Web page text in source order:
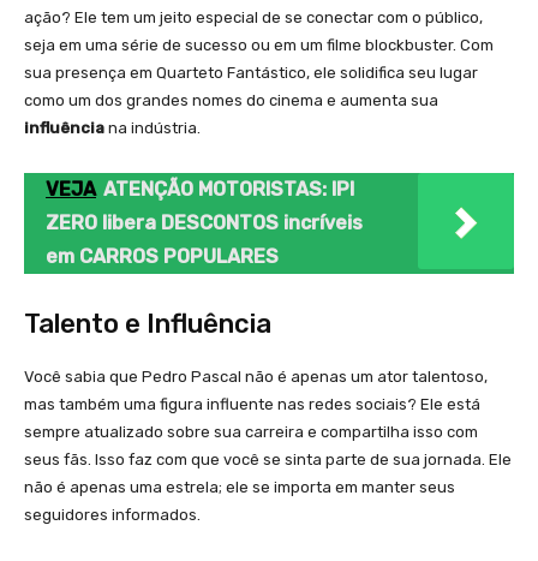
ação? Ele tem um jeito especial de se conectar com o público,
seja em uma série de sucesso ou em um filme blockbuster. Com
sua presença em Quarteto Fantástico, ele solidifica seu lugar
como um dos grandes nomes do cinema e aumenta sua
influência na indústria.
VEJA ATENÇÃO MOTORISTAS: IPI
ZERO libera DESCONTOS incríveis
em CARROS POPULARES
Talento e Influência
Você sabia que Pedro Pascal não é apenas um ator talentoso,
mas também uma figura influente nas redes sociais? Ele está
sempre atualizado sobre sua carreira e compartilha isso com
seus fãs. Isso faz com que você se sinta parte de sua jornada. Ele
não é apenas uma estrela; ele se importa em manter seus
seguidores informados.